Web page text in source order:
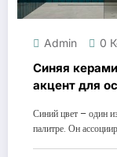
Admin 0
Синяя
акцент для
Синий цвет – один
палитре. Он